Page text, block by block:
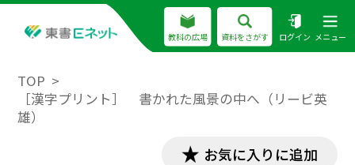
教科の広場 資料をさがす ログイン メニュー
TOP
［漢字プリント］ 書かれた風景の中へ（リービ英
雄）
お気に入りに追加